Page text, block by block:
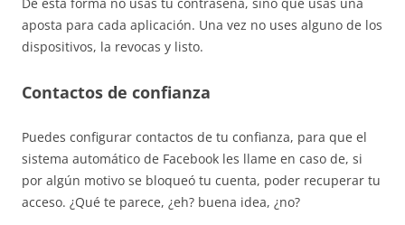
aposta para cada aplicación. Una vez no uses alguno de los
dispositivos, la revocas y listo.
Contactos de confianza
Puedes configurar contactos de tu confianza, para que el
sistema automático de Facebook les llame en caso de, si
por algún motivo se bloqueó tu cuenta, poder recuperar tu
acceso. ¿Qué te parece, ¿eh? buena idea, ¿no?